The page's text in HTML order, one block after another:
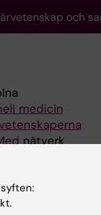
och
medicin
nätverk
AI
Network for